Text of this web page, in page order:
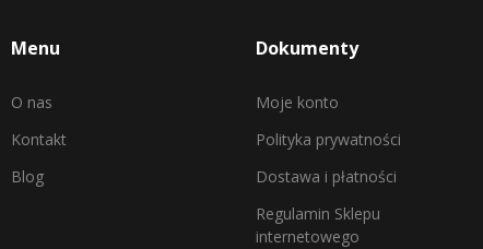
Menu
O nas
Kontakt
Blog
Dokumenty
Moje konto
Polityka prywatności
Dostawa i płatności
Regulamin Sklepu
internetowego